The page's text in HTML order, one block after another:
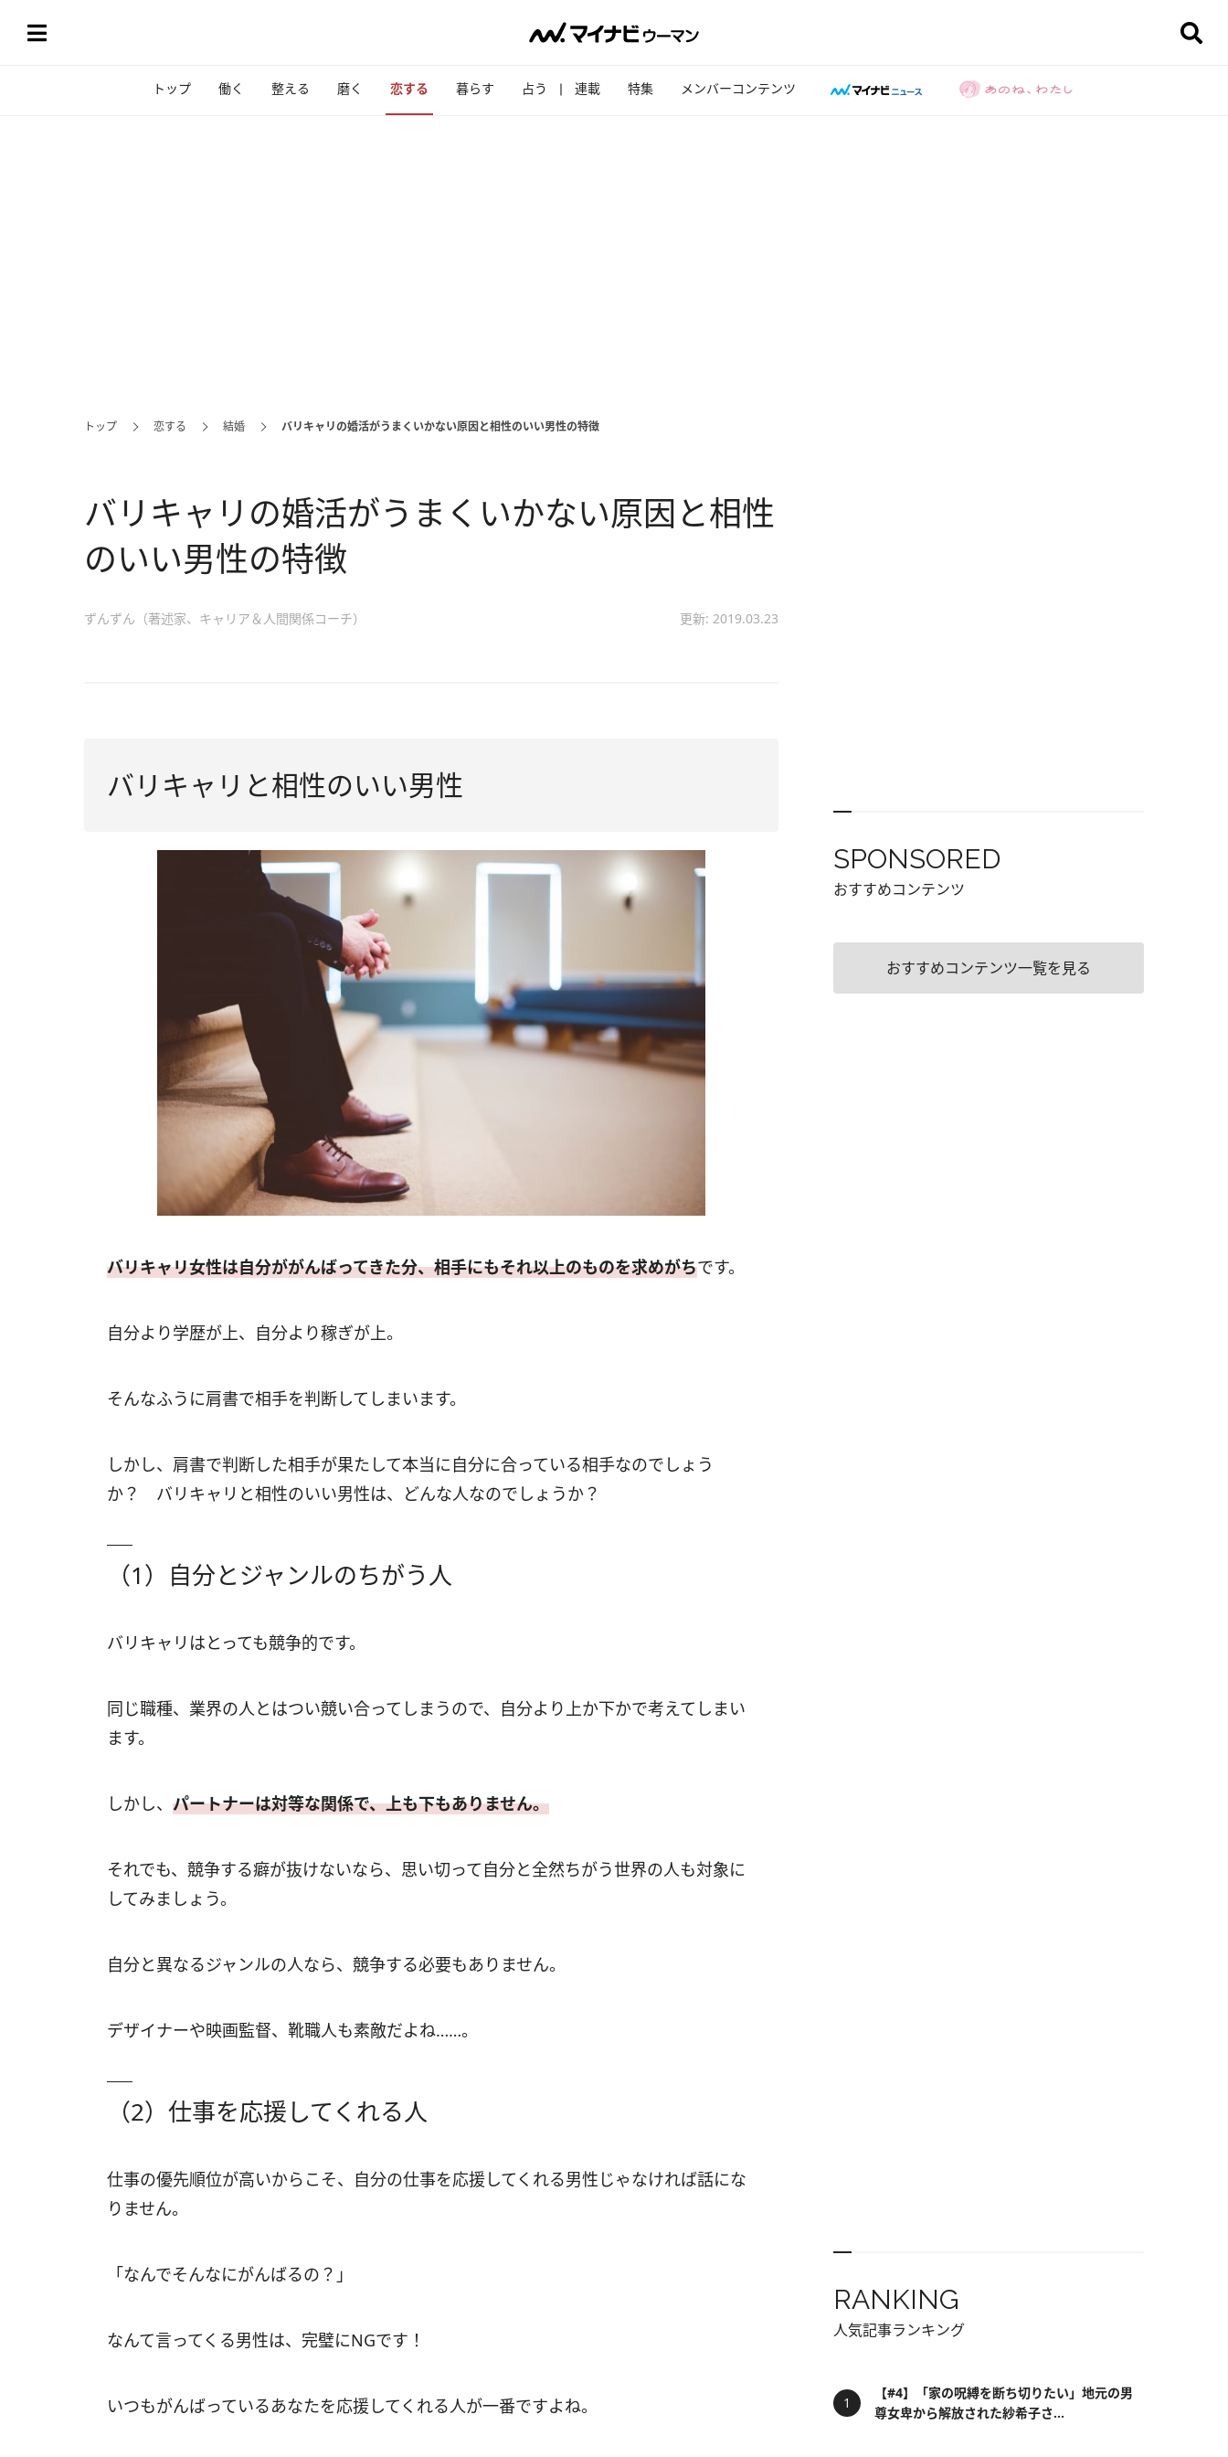
トップ 働く 整える 磨く 恋する 暮らす 占う 連載 特集 メンバーコンテンツ
トップ 恋する 結婚 バリキャリの婚活がうまくいかない原因と相性のいい男性の特徴
バリキャリの婚活がうまくいかない原因と相性
のいい男性の特徴
ずんずん（著述家、キャリア＆人間関係コーチ） 更新: 2019.03.23
バリキャリと相性のいい男性
バリキャリ女性は自分ががんばってきた分、相手にもそれ以上のものを求めがちです。
自分より学歴が上、自分より稼ぎが上。
そんなふうに肩書で相手を判断してしまいます。
しかし、肩書で判断した相手が果たして本当に自分に合っている相手なのでしょう
か？ バリキャリと相性のいい男性は、どんな人なのでしょうか？
（1）自分とジャンルのちがう人
バリキャリはとっても競争的です。
同じ職種、業界の人とはつい競い合ってしまうので、自分より上か下かで考えてしまい
ます。
しかし、 パートナーは対等な関係で、上も下もありません。
それでも、競争する癖が抜けないなら、思い切って自分と全然ちがう世界の人も対象に
してみましょう。
自分と異なるジャンルの人なら、競争する必要もありません。
デザイナーや映画監督、靴職人も素敵だよね……。
（2）仕事を応援してくれる人
仕事の優先順位が高いからこそ、自分の仕事を応援してくれる男性じゃなければ話にな
りません。
「なんでそんなにがんばるの？」
なんて言ってくる男性は、完璧にNGです！
いつもがんばっているあなたを応援してくれる人が一番ですよね。
SPONSORED
おすすめコンテンツ
おすすめコンテンツ一覧を見る
RANKING
人気記事ランキング
【#4】「家の呪縛を断ち切りたい」地元の男
尊女卑から解放された紗希子さ...